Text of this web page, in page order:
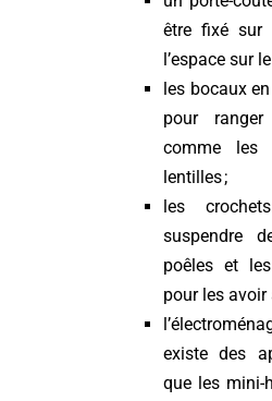
être fixé sur
l’espace sur
les bocaux
pour
comme
lentilles ;
les
suspendre
poêles et
pour les avoir
existe des
que les mini-